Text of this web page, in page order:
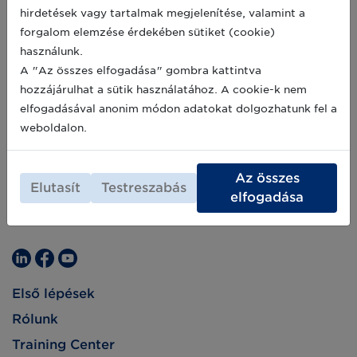
attól, hogy kreatív és sokatmondó fogyasztói
élményeket biztosítson, az AR minden iparági
szereplő számára kiemelten fontos lehetőség
egy olyan meghatározó interakció
biztosítására, amely egyszerre tudást ad és
értéket képvisel az eladást megelőzően és azt
követően is.
2019-01-08
Első lépések
Rólunk
Training Center
hirdetések vagy tartalmak megjelenítése, valamint a
forgalom elemzése érdekében sütiket (cookie)
használunk.
A "Az összes elfogadása" gombra kattintva
hozzájárulhat a sütik használatához. A cookie-k nem
elfogadásával anonim módon adatokat dolgozhatunk fel a
weboldalon.
Elutasít Testreszabás
Az összes
elfogadása